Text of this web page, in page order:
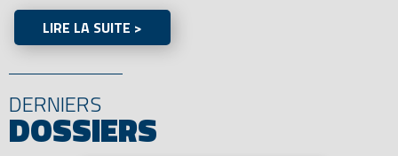
LIRE LA SUITE >
DERNIERS
DOSSIERS